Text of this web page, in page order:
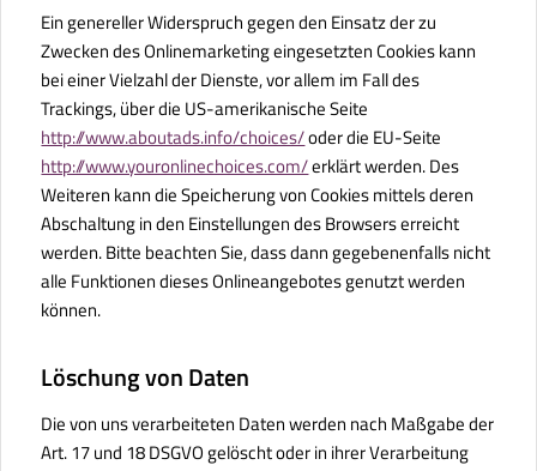
Ein genereller Widerspruch gegen den Einsatz der zu
Zwecken des Onlinemarketing eingesetzten Cookies kann
bei einer Vielzahl der Dienste, vor allem im Fall des
Trackings, über die US-amerikanische Seite
http://www.aboutads.info/choices/oder die EU-Seite
http://www.youronlinechoices.com/erklärt werden. Des
Weiteren kann die Speicherung von Cookies mittels deren
Abschaltung in den Einstellungen des Browsers erreicht
werden. Bitte beachten Sie, dass dann gegebenenfalls nicht
alle Funktionen dieses Onlineangebotes genutzt werden
können.
Löschung von Daten
Die von uns verarbeiteten Daten werden nach Maßgabe der
Art. 17 und 18 DSGVO gelöscht oder in ihrer Verarbeitung